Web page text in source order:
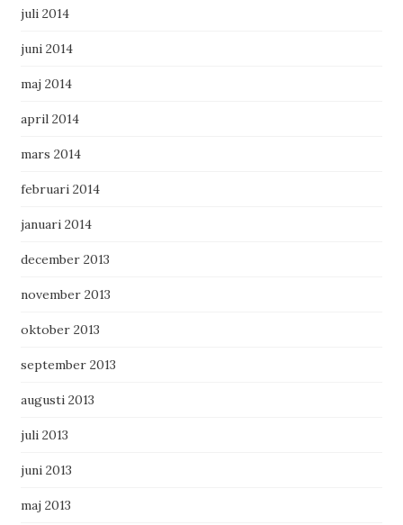
juli 2014
juni 2014
maj 2014
april 2014
mars 2014
februari 2014
januari 2014
december 2013
november 2013
oktober 2013
september 2013
augusti 2013
juli 2013
juni 2013
maj 2013